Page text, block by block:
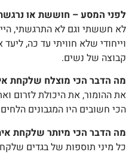
לפני המסע – חוששת או
לא חששתי וגם לא התרגשתי,
וייחודי שלא חוויתי עד כה,
קבוצה של נשים.
מה הדבר הכי מוצלח שלקחת
את ההומור, את היכולת לזרום
הכי חשובים היו המגבונים
מה הדבר הכי מיותר שלקחת
כל מיני תוספות של בגדים